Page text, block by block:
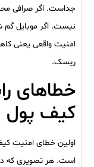
جداست. اگر صرافی
امنیت واقعی یعنی
ریسک.
خطاهای
کیف پول
است. هر تصویری که